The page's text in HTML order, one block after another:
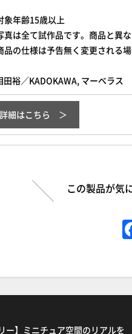
年齢15歳以上
は全て試作品です。商品と異な
の仕様は予告無く変更される場
裕／KADOKAWA, マーベラス
詳細はこちら
この製品が気
ー】ミニチュア空間のリアルを